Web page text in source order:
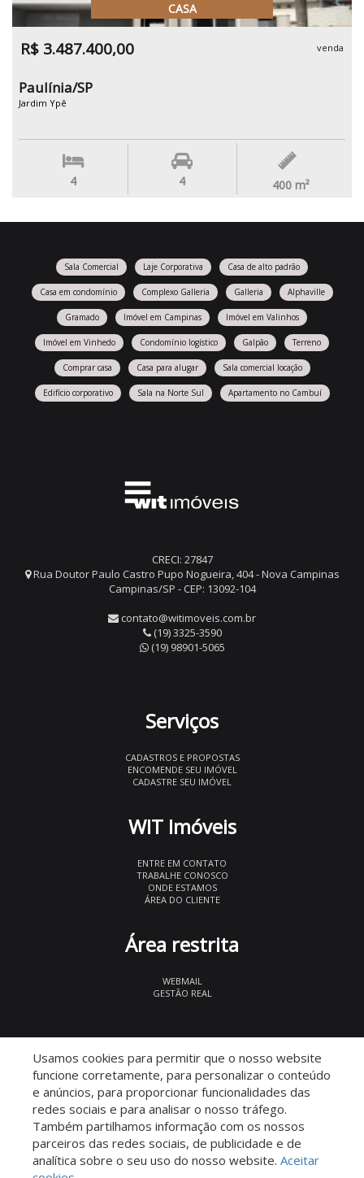
CASA
R$ 3.487.400,00 venda
Paulínia/SP
Jardim Ypê
4 4 400 m²
Sala Comercial Laje Corporativa Casa de alto padrão
Casa em condomínio Complexo Galleria Galleria Alphaville
Gramado Imóvel em Campinas Imóvel em Valinhos
Imóvel em Vinhedo Condomínio logístico Galpão Terreno
Comprar casa Casa para alugar Sala comercial locação
Edifício corporativo Sala na Norte Sul Apartamento no Cambuí
CRECI: 27847
Rua Doutor Paulo Castro Pupo Nogueira, 404 - Nova Campinas
Campinas/SP - CEP: 13092-104
contato@witimoveis.com.br
(19) 3325-3590
(19) 98901-5065
Serviços
CADASTROS E PROPOSTAS
ENCOMENDE SEU IMÓVEL
CADASTRE SEU IMÓVEL
WIT Imóveis
ENTRE EM CONTATO
TRABALHE CONOSCO
ONDE ESTAMOS
ÁREA DO CLIENTE
Área restrita
WEBMAIL
GESTÃO REAL
Descomplicado por:
Usamos cookies para permitir que o nosso website
funcione corretamente, para personalizar o conteúdo
e anúncios, para proporcionar funcionalidades das
redes sociais e para analisar o nosso tráfego.
Também partilhamos informação com os nossos
parceiros das redes sociais, de publicidade e de
analítica sobre o seu uso do nosso website. Aceitar